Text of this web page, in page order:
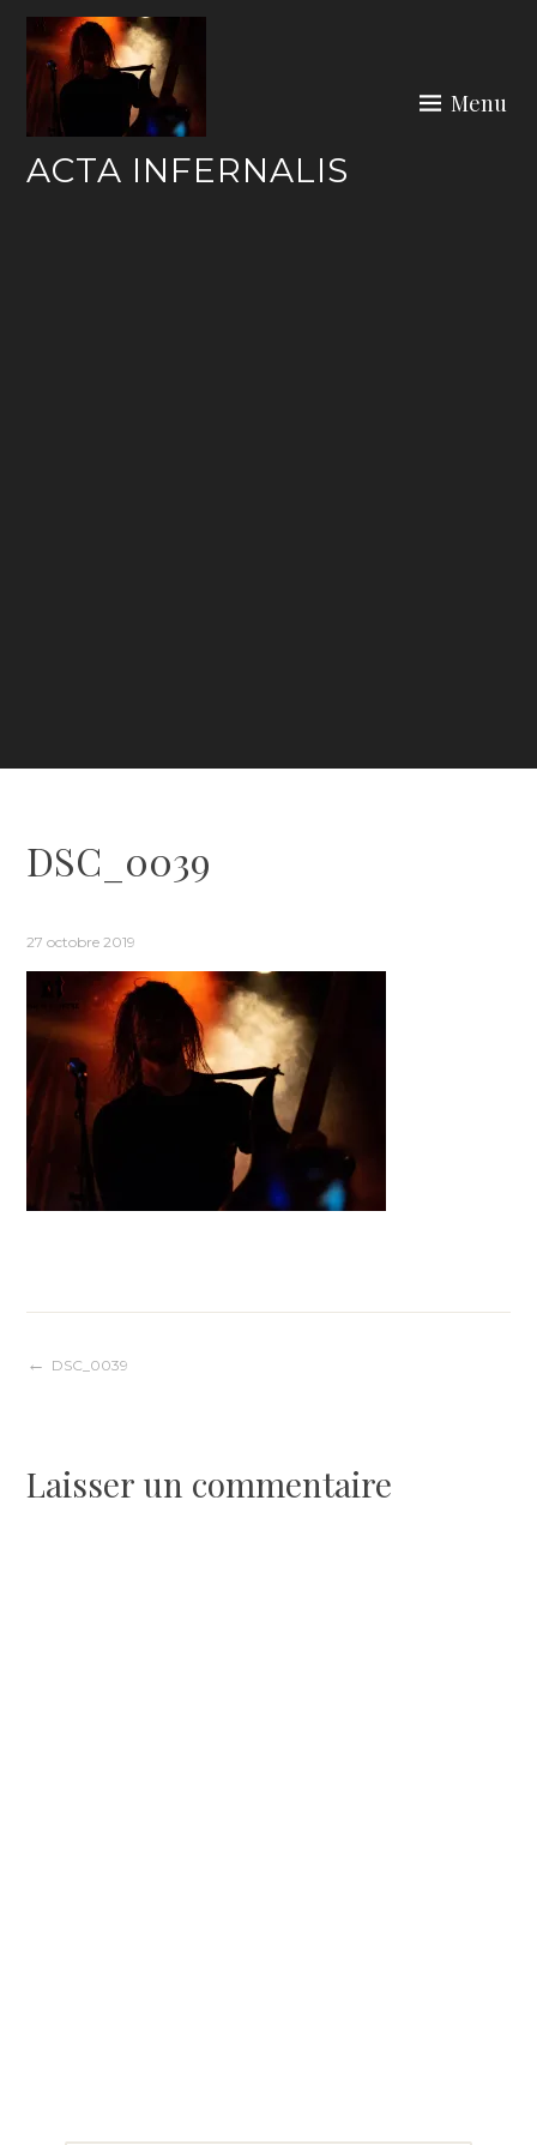
Skip
content
ACTA INFERNALIS
Menu
DSC_0039
27 octobre 2019
Navigation
l’article
DSC_0039
Laisser un commentaire